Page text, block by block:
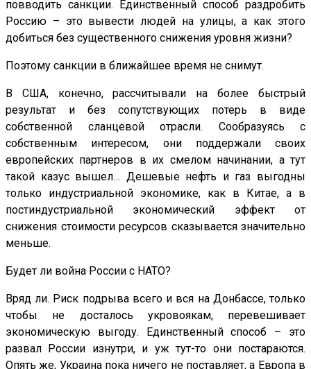
повводить санкции. Единственный способ раздробить
Россию – это вывести людей на улицы, а как этого
добиться без существенного снижения уровня жизни?
Поэтому санкции в ближайшее время не снимут.
В США, конечно, рассчитывали на более быстрый
результат и без сопутствующих потерь в виде
собственной сланцевой отрасли. Сообразуясь с
собственным интересом, они поддержали своих
европейских партнеров в их смелом начинании, а тут
такой казус вышел… Дешевые нефть и газ выгодны
только индустриальной экономике, как в Китае, а в
постиндустриальной экономический эффект от
снижения стоимости ресурсов сказывается значительно
меньше.
Будет ли война России с НАТО?
Вряд ли. Риск подрыва всего и вся на Донбассе, только
чтобы не досталось укровоякам, перевешивает
экономическую выгоду. Единственный способ – это
развал России изнутри, и уж тут-то они постараются.
Опять же, Украина пока ничего не поставляет, а Европа в